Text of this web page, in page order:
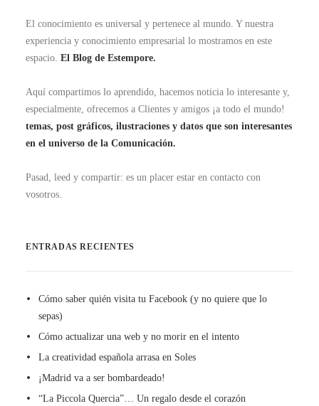
El conocimiento es universal y pertenece al mundo. Y nuestra
experiencia y conocimiento empresarial lo mostramos en este
espacio. El Blog de Estempore.
Aquí compartimos lo aprendido, hacemos noticia lo interesante y,
especialmente, ofrecemos a Clientes y amigos ¡a todo el mundo!
temas, post gráficos, ilustraciones y datos que son interesantes
en el universo de la Comunicación.
Pasad, leed y compartir: es un placer estar en contacto con
vosotros.
ENTRADAS RECIENTES
Cómo saber quién visita tu Facebook (y no quiere que lo
sepas)
Cómo actualizar una web y no morir en el intento
La creatividad española arrasa en Soles
¡Madrid va a ser bombardeado!
“La Piccola Quercia”… Un regalo desde el corazón